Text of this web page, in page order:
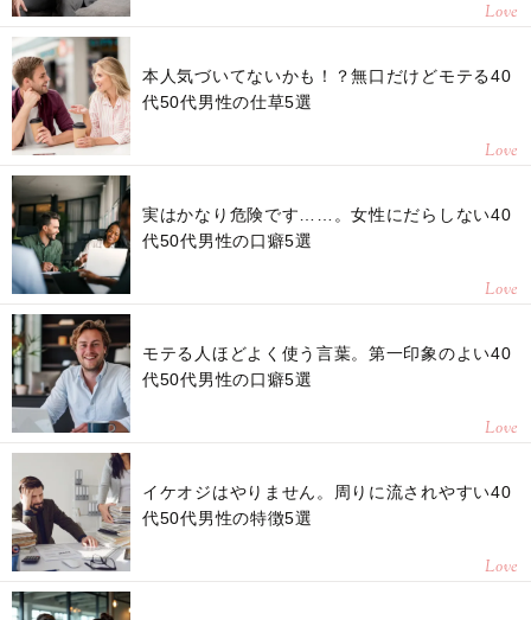
Love
本人気づいてないかも！？無口だけどモテる40
代50代男性の仕草5選
Love
実はかなり危険です……。女性にだらしない40
代50代男性の口癖5選
Love
モテる人ほどよく使う言葉。第一印象のよい40
代50代男性の口癖5選
Love
イケオジはやりません。周りに流されやすい40
代50代男性の特徴5選
Love